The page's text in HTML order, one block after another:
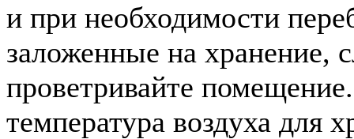
и при необходимости
заложенные на хранение,
проветривайте
температура воздуха для